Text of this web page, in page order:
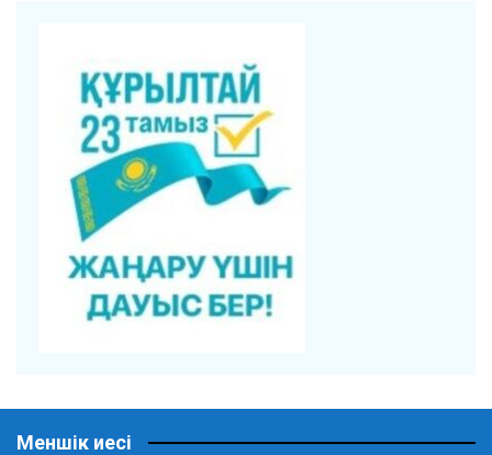
Меншік иесі